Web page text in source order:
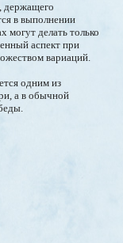
держащего
в выполнении
могут делать только
аспект при
вариаций.
одним из
а в обычной